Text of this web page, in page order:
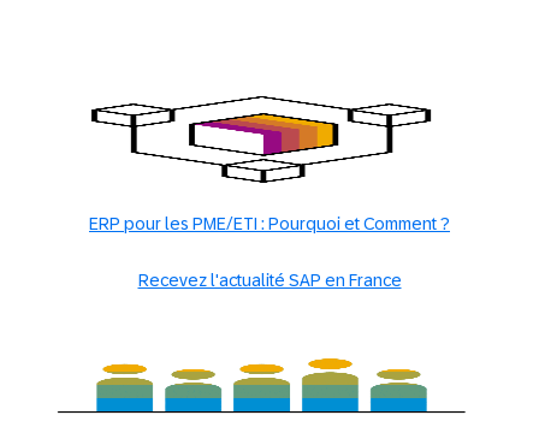
ERP pour les PME/ETI : Pourquoi et Comment ?
Recevez l'actualité SAP en France